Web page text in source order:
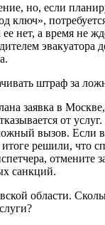
но, если
ключ»,
ее нет, а время не
эвакуатора
штраф за
заявка в
от
вызов. Если
решили, что
отмените
санкций.
области.